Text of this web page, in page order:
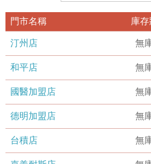
門市名稱 庫
汀州店 無
和平店 無
國醫加盟店 無
德明加盟店 無
台積店 無